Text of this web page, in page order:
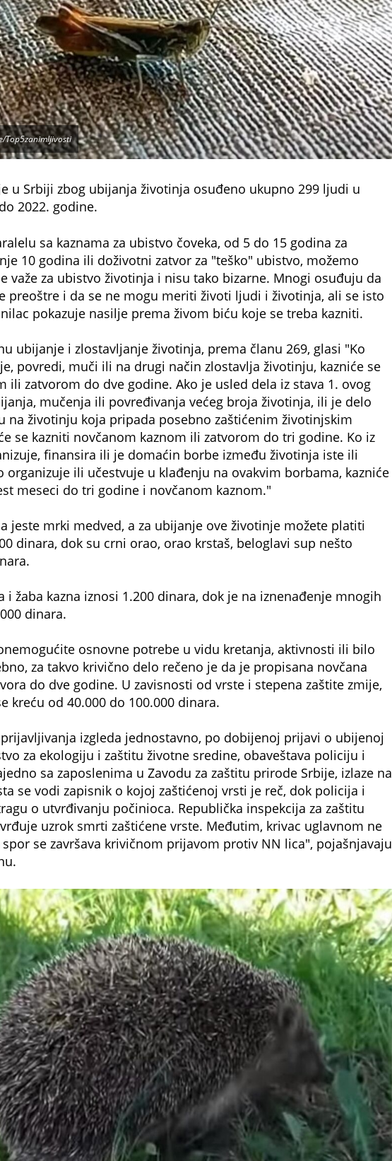
Top5zanimljivosti
u Srbiji zbog ubijanja životinja osuđeno ukupno 299 ljudi u
2022. godine.
sa kaznama za ubistvo čoveka, od 5 do 15 godina za
10 godina ili doživotni zatvor za "teško" ubistvo, možemo
važe za ubistvo životinja i nisu tako bizarne. Mnogi osuđuju da
preoštre i da se ne mogu meriti životi ljudi i životinja, ali se isto
pokazuje nasilje prema živom biću koje se treba kazniti.
ubijanje i zlostavljanje životinja, prema članu 269, glasi "Ko
povredi, muči ili na drugi način zlostavlja životinju, kazniće se
ili zatvorom do dve godine. Ako je usled dela iz stava 1. ovog
mučenja ili povređivanja većeg broja životinja, ili je delo
na životinju koja pripada posebno zaštićenim životinjskim
se kazniti novčanom kaznom ili zatvorom do tri godine. Ko iz
finansira ili je domaćin borbe između životinja iste ili
organizuje ili učestvuje u klađenju na ovakvim borbama, kazniće
meseci do tri godine i novčanom kaznom."
jeste mrki medved, a za ubijanje ove životinje možete platiti
dinara, dok su crni orao, orao krstaš, beloglavi sup nešto
i žaba kazna iznosi 1.200 dinara, dok je na iznenađenje mnogih
dinara.
osnovne potrebe u vidu kretanja, aktivnosti ili bilo
za takvo krivično delo rečeno je da je propisana novčana
do dve godine. U zavisnosti od vrste i stepena zaštite zmije,
kreću od 40.000 do 100.000 dinara.
izgleda jednostavno, po dobijenoj prijavi o ubijenoj
za ekologiju i zaštitu životne sredine, obaveštava policiju i
sa zaposlenima u Zavodu za zaštitu prirode Srbije, izlaze na
se vodi zapisnik o kojoj zaštićenoj vrsti je reč, dok policija i
o utvrđivanju počinioca. Republička inspekcija za zaštitu
uzrok smrti zaštićene vrste. Međutim, krivac uglavnom ne
se završava krivičnom prijavom protiv NN lica", pojašnjavaju